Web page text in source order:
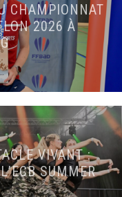
CHAMPIONNAT
2026 À
VIVANT :
SUMMER